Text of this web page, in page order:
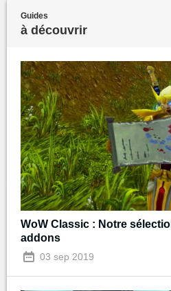
Guides
à découvrir
WoW Classic : Notre
addons
03 sep 2019